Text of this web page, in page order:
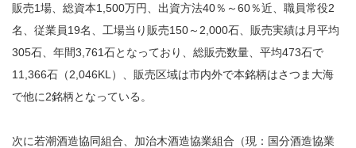
販売1場、総資本1,500万円、出資方法40％～60％近、職員常役2
名、従業員19名、工場当り販売150～2,000石、販売実績は月平均
305石、年間3,761石となっており、総販売数量、平均473石で
11,366石（2,046KL）、販売区域は市内外で本銘柄はさつま大海
で他に2銘柄となっている。
次に若潮酒造協同組合、加治木酒造協業組合（現：国分酒造協業